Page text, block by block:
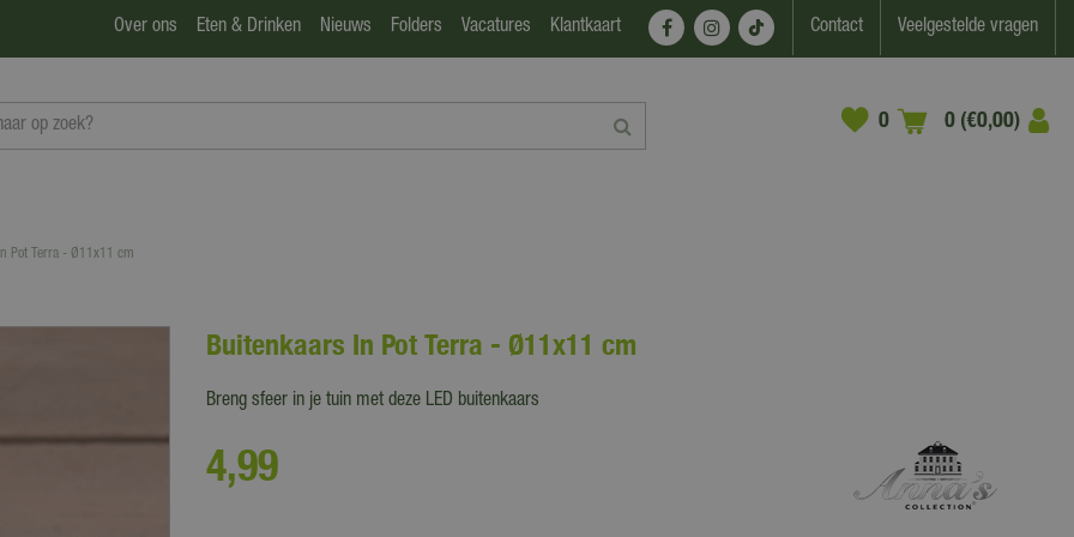
Pot Terra - Ø11x11 cm
Over ons Eten & Drinken Nieuws Folders Vacatures Klantkaart Contact Veelgestelde vragen
0 (€0,00)
Buitenkaars In Pot Terra - Ø11x11 cm
Breng sfeer in je tuin met deze LED buitenkaars
4,99